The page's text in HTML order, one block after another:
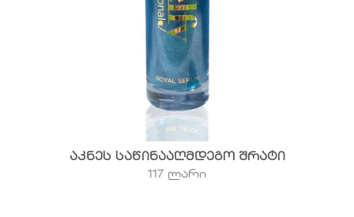
აკნეს საწინააღმდეგო შრატი
117 ლარი